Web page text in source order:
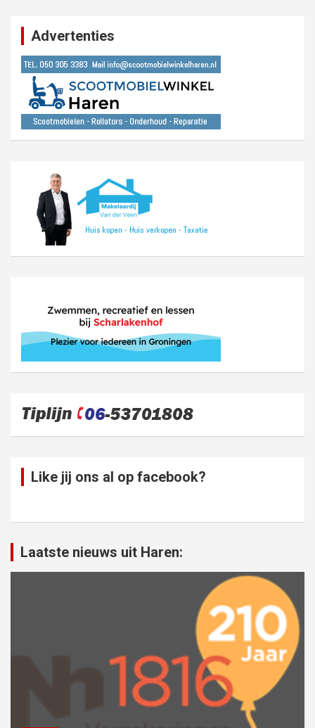
Advertenties
Like jij ons al op facebook?
Laatste nieuws uit Haren: